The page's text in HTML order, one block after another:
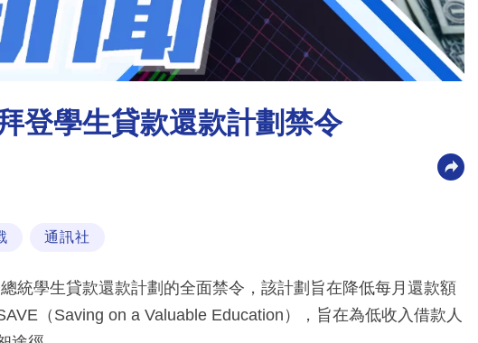
登學生貸款還款計劃禁令
通訊社
統學生貸款還款計劃的全面禁令，該計劃旨在降低每月還款額
（Saving on a Valuable Education），旨在為低收入借款人